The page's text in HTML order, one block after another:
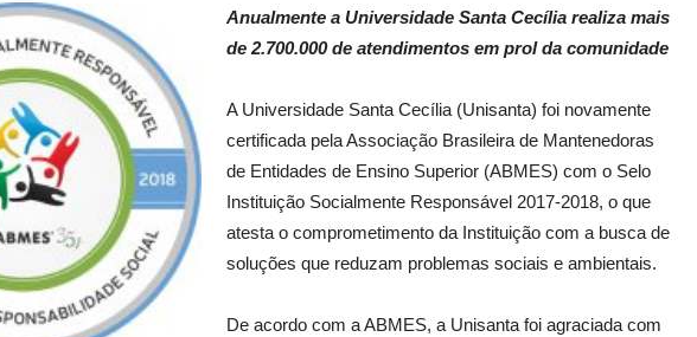
Anualmente a Universidade Santa Cecília realiza mais
de 2.700.000 de atendimentos em prol da comunidade
A Universidade Santa Cecília (Unisanta) foi novamente
certificada pela Associação Brasileira de Mantenedoras
de Entidades de Ensino Superior (ABMES) com o Selo
Instituição Socialmente Responsável 2017-2018, o que
atesta o comprometimento da Instituição com a busca de
soluções que reduzam problemas sociais e ambientais.
De acordo com a ABMES, a Unisanta foi agraciada com